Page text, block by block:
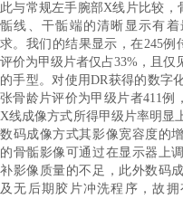
此与常规左手腕部X线片比较，
骺线、干骺端的清晰显示有
求。我们的结果显示，在245例
评价为甲级片者仅占33% ，且仅
的手型。对使用DR获得的数字
张骨龄片评价为甲级片者411例
X线成像方式所得甲级片率明显
数码成像方式其影像宽容度的
的骨骺影像可通过在显示器上
补影像质量的不足，此外数码
及无后期胶片冲洗程序，故